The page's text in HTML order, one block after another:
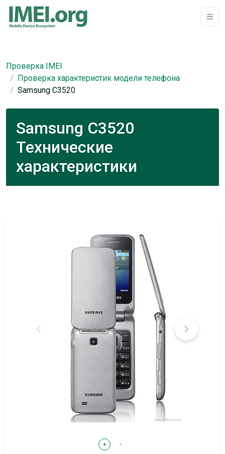
Проверка IMEI
Проверка характеристик модели телефона
Samsung C3520
Samsung C3520
Технические
характеристики